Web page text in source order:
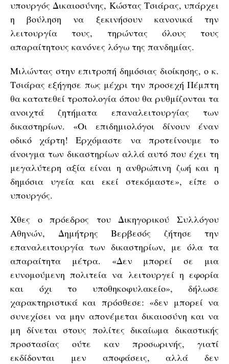
υπουργός Δικαιοσύνης, Κώστας Τσιάρας, υπάρχει
η βούληση να ξεκινήσουν κανονικά την
λειτουργία τους, τηρώντας όλους τους
απαραίτητους κανόνες λόγω της πανδημίας.
Μιλώντας στην επιτροπή δημόσιας διοίκησης, ο κ.
Τσιάρας εξήγησε πως μέχρι την προσεχή Πέμπτη
θα κατατεθεί τροπολογία όπου θα ρυθμίζονται τα
ανοιχτά ζητήματα επαναλειτουργίας των
δικαστηρίων. «Οι επιδημιολόγοι δίνουν έναν
οδικό χάρτη! Ερχόμαστε να προτείνουμε το
άνοιγμα των δικαστηρίων αλλά αυτό που έχει τη
μεγαλύτερη αξία είναι η ανθρώπινη ζωή και η
δημόσια υγεία και εκεί στεκόμαστε», είπε ο
υπουργός.
Χθες ο πρόεδρος του Δικηγορικού Συλλόγου
Αθηνών, Δημήτρης Βερβεσός ζήτησε την
επαναλειτουργία των δικαστηρίων, με όλα τα
απαραίτητα μέτρα. «Δεν μπορεί σε μια
ευνομούμενη πολιτεία να λειτουργεί η εφορία
και όχι το υποθηκοφυλακείο», δήλωσε
χαρακτηριστικά και πρόσθεσε: «δεν μπορεί να
συνεχίσει να μην απονέμεται δικαιοσύνη και να
μη δίνεται στους πολίτες δικαίωμα δικαστικής
προστασίας ούτε καν προσωρινής, γιατί
εκδίδονται μεν αποφάσεις, αλλά δεν